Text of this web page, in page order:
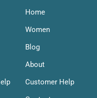
Home
Women
Blog
About
Customer Help